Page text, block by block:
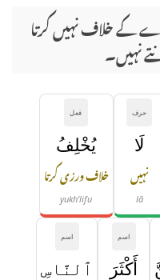
کے خلاف نہیں کرتا
نہیں۔
حرف
لَا
نہیں
lā
فعل
يُخْلِفُ
خلاف ورزی کرتا
yukh'lifu
اسم
أَكْثَرَ
اسم
ٱلنَّاسِ